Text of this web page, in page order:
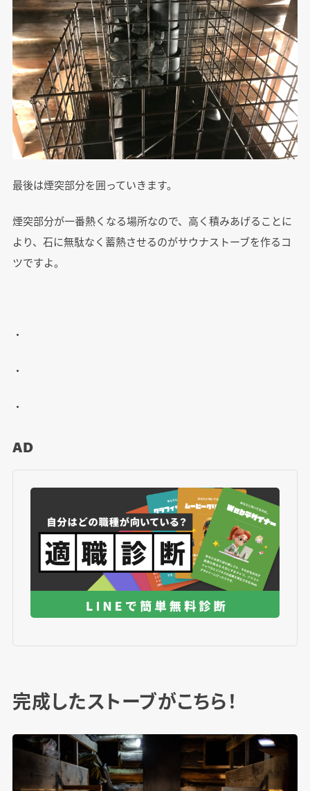
最後は煙突部分を囲っていきます。
煙突部分が一番熱くなる場所なので、高く積みあげることに
より、石に無駄なく蓄熱させるのがサウナストーブを作るコ
ツですよ。
・
・
・
AD
完成したストーブがこちら！